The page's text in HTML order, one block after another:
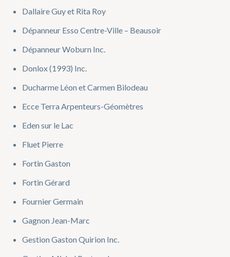
Dallaire Guy et Rita Roy
Dépanneur Esso Centre-Ville – Beausoir
Dépanneur Woburn Inc.
Donlox (1993) Inc.
Ducharme Léon et Carmen Bilodeau
Ecce Terra Arpenteurs-Géomètres
Eden sur le Lac
Fluet Pierre
Fortin Gaston
Fortin Gérard
Fournier Germain
Gagnon Jean-Marc
Gestion Gaston Quirion Inc.